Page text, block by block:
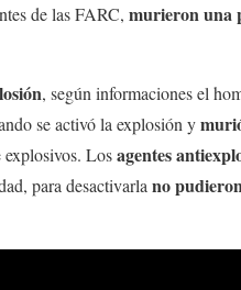
de las FARC, murieron una
, según informaciones el
se activó la explosión y
explosivos. Losagentes
para desactivarlano